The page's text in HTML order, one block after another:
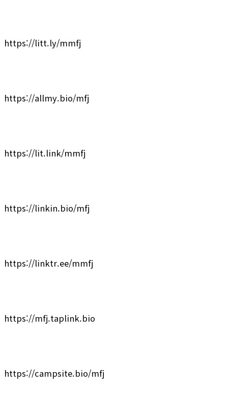
https://litt.ly/mmfj
https://allmy.bio/mfj
https://lit.link/mmfj
https://linkin.bio/mfj
https://linktr.ee/mmfj
https://mfj.taplink.bio
https://campsite.bio/mfj